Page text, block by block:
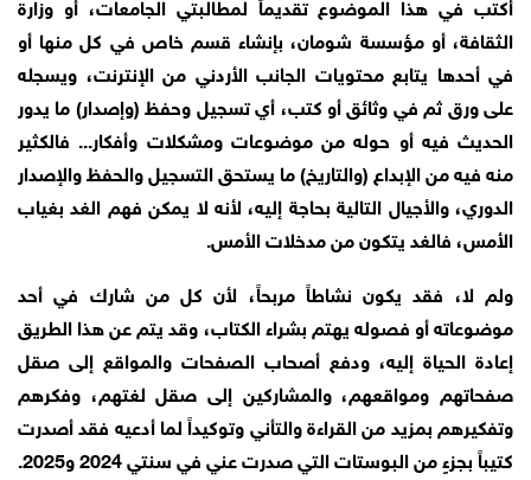
الثقافة، أو مؤسسة شومان، بإنشاء قسم خاص في كل منها أو
في أحدها يتابع محتويات الجانب الأردني من الإنترنت، ويسجله
على ورق ثم في وثائق أو كتب، أي تسجيل وحفظ (وإصدار) ما يدور
الحديث فيه أو حوله من موضوعات ومشكلات وأفكار... فالكثير
منه فيه من الإبداع (والتاريخ) ما يستحق التسجيل والحفظ والإصدار
الدوري، والأجيال التالية بحاجة إليه، لأنه لا يمكن فهم الغد بغياب
الأمس، فالغد يتكون من مدخلات الأمس.
ولم لا، فقد يكون نشاطاً مربحاً، لأن كل من شارك في أحد
موضوعاته أو فصوله يهتم بشراء الكتاب، وقد يتم عن هذا الطريق
إعادة الحياة إليه، ودفع أصحاب الصفحات والمواقع إلى صقل
صفحاتهم ومواقعهم، والمشاركين إلى صقل لغتهم، وفكرهم
وتفكيرهم بمزيد من القراءة والتأني وتوكيداً لما أدعيه فقد أصدرت
كتيباً بجزءٍ من البوستات التي صدرت عني في سنتي 2024 و2025.